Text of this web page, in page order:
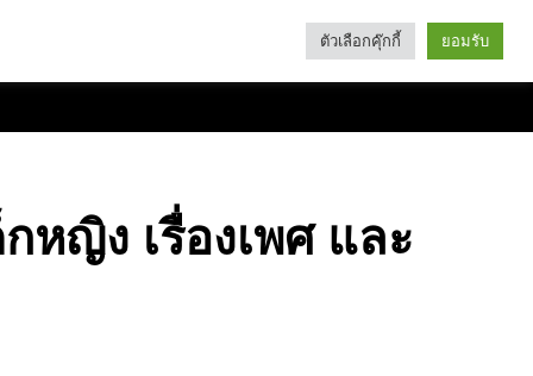
Categories
หญิง เรื่องเพศ และ
ตัวเลือกคุ๊กกี้ ยอมรับ